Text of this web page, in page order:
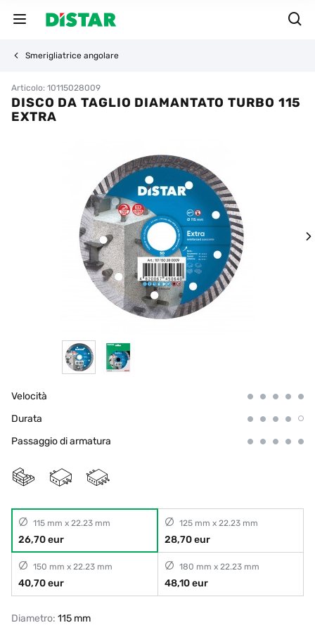
Smerigliatrice angolare
Articolo: 10115028009
DISCO DA TAGLIO DIAMANTATO TURBO 115
EXTRA
Velocità
Durata
Passaggio di armatura
115 mm x 22.23 mm
26,70 eur
125 mm x 22.23 mm
28,70 eur
150 mm x 22.23 mm
40,70 eur
180 mm x 22.23 mm
48,10 eur
Diametro: 115 mm